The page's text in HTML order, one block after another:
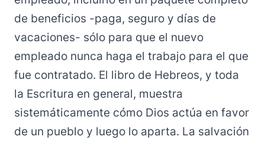
de beneficios -paga, seguro y días de
vacaciones- sólo para que el nuevo
empleado nunca haga el trabajo para el que
fue contratado. El libro de Hebreos, y toda
la Escritura en general, muestra
sistemáticamente cómo Dios actúa en favor
de un pueblo y luego lo aparta. La salvación